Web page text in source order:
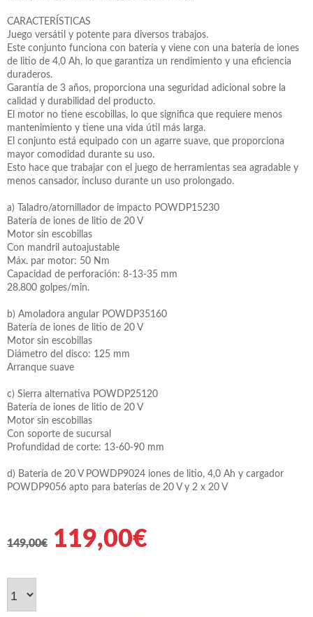
CARACTERÍSTICAS
Juego versátil y potente para diversos trabajos.
Este conjunto funciona con batería y viene con una batería de iones
de litio de 4,0 Ah, lo que garantiza un rendimiento y una eficiencia
duraderos.
Garantía de 3 años, proporciona una seguridad adicional sobre la
calidad y durabilidad del producto.
El motor no tiene escobillas, lo que significa que requiere menos
mantenimiento y tiene una vida útil más larga.
El conjunto está equipado con un agarre suave, que proporciona
mayor comodidad durante su uso.
Esto hace que trabajar con el juego de herramientas sea agradable y
menos cansador, incluso durante un uso prolongado.
a) Taladro/atornillador de impacto POWDP15230
Batería de iones de litio de 20 V
Motor sin escobillas
Con mandril autoajustable
Máx. par motor: 50 Nm
Capacidad de perforación: 8-13-35 mm
28.800 golpes/min.
b) Amoladora angular POWDP35160
Batería de iones de litio de 20 V
Motor sin escobillas
Diámetro del disco: 125 mm
Arranque suave
c) Sierra alternativa POWDP25120
Batería de iones de litio de 20 V
Motor sin escobillas
Con soporte de sucursal
Profundidad de corte: 13-60-90 mm
d) Batería de 20 V POWDP9024 iones de litio, 4,0 Ah y cargador
POWDP9056 apto para baterías de 20 V y 2 x 20 V
149,00€ 119,00€